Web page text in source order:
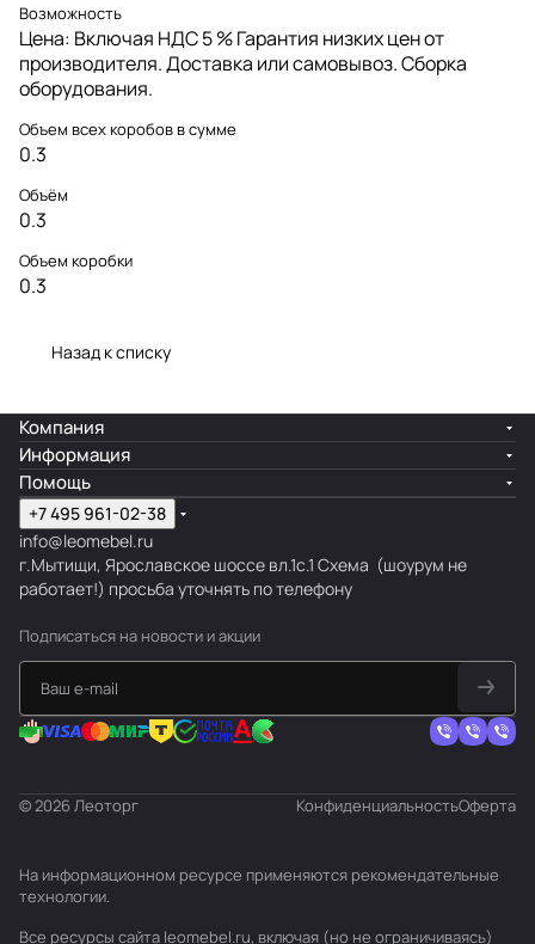
Возможность
Цена: Включая НДС 5 % Гарантия низких цен от
производителя. Доставка или самовывоз. Сборка
оборудования.
Объем всех коробов в сумме
0.3
Объём
0.3
Объем коробки
0.3
Назад к списку
Компания
Информация
Помощь
+7 495 961-02-38
info@leomebel.ru
г.Мытищи, Ярославское шоссе вл.1с.1 Схема (шоурум не
работает!) просьба уточнять по телефону
Подписаться на новости и акции
© 2026 Леоторг КонфиденциальностьОферта
На информационном ресурсе применяются рекомендательные
технологии.
Все ресурсы сайта leomebel.ru, включая (но не ограничиваясь)